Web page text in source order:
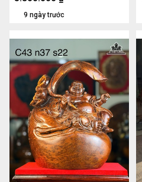
9 ngày trước